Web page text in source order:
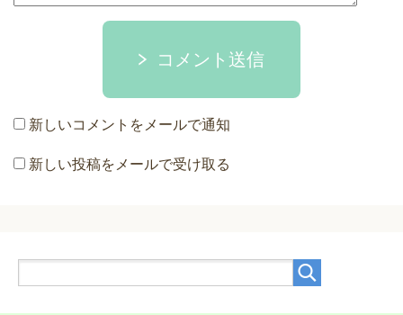
コメント送信
新しいコメントをメールで通知
新しい投稿をメールで受け取る